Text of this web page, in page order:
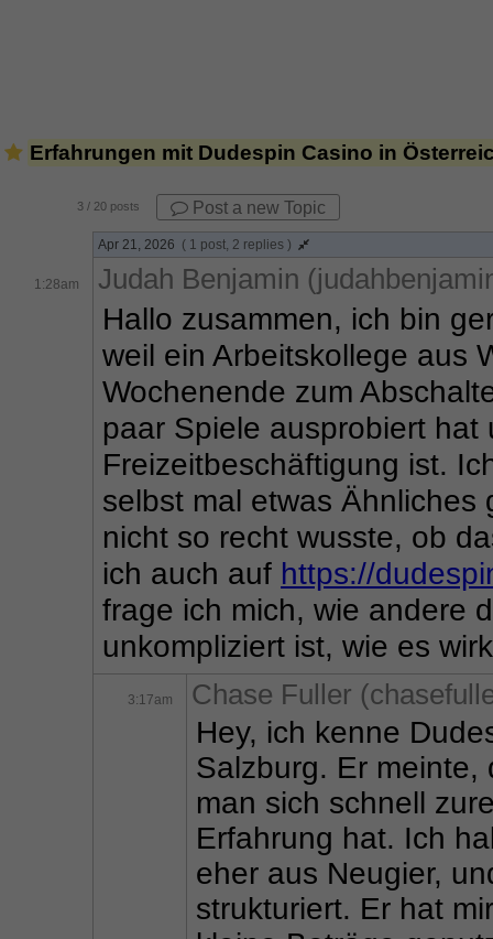
Erfahrungen mit Dudespin Casino in
3 / 20 posts Post a new Topic
Apr 21, 2026 ( 1 post, 2 replies )
1:28am Judah Benjamin
Hallo zusammen, ich bin
weil ein Arbeitskollege aus
Wochenende zum
paar Spiele ausprobiert
Freizeitbeschäftigung ist.
selbst mal etwas
nicht so recht wusste, ob
ich auch auf https://
frage ich mich, wie andere
unkompliziert ist, wie es
3:17am Chase Fuller
Hey, ich kenne
Salzburg. Er
man sich schnell
Erfahrung hat. Ich
eher aus Neugier,
strukturiert. Er hat